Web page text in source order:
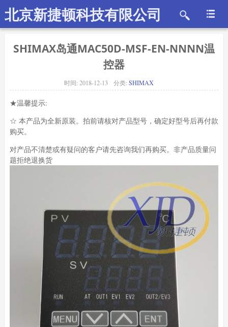
北京新捷顿科技有限公司
SHIMAX岛通MAC50D-MSF-EN-NNNN温
控器
时间:2018-12-13 分类:SHIMAX
★温馨提示:
☆ 本产品为全新原装。拍前请核对产品型号，确定好型号后再付款
购买。
对产品不清楚或有疑问的客户请先咨询我们再购买。非产品质量问
题拒绝退换货